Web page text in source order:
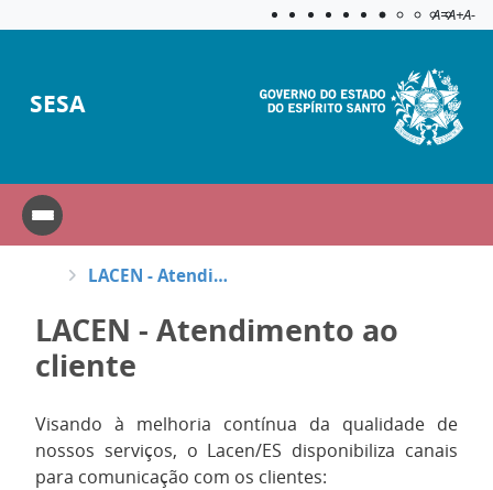
Aplicar
A=A+A-
SESA
LACEN - Atendimento ao cliente
LACEN - Atendimento ao
cliente
Visando à melhoria contínua da qualidade de
nossos serviços, o Lacen/ES disponibiliza canais
para comunicação com os clientes: